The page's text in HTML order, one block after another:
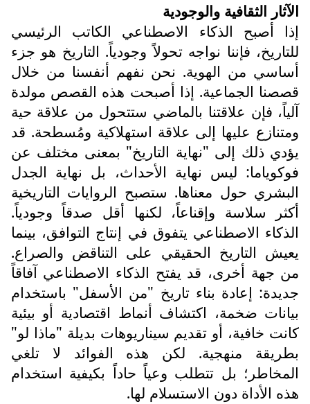
الآثار الثقافية والوجودية
إذا أصبح الذكاء الاصطناعي الكاتب الرئيسي
للتاريخ، فإننا نواجه تحولاً وجودياً. التاريخ هو جزء
أساسي من الهوية. نحن نفهم أنفسنا من خلال
قصصنا الجماعية. إذا أصبحت هذه القصص مولدة
آلياً، فإن علاقتنا بالماضي ستتحول من علاقة حية
ومتنازع عليها إلى علاقة استهلاكية ومُسطحة. قد
يؤدي ذلك إلى "نهاية التاريخ" بمعنى مختلف عن
فوكوياما: ليس نهاية الأحداث، بل نهاية الجدل
البشري حول معناها. ستصبح الروايات التاريخية
أكثر سلاسة وإقناعاً، لكنها أقل صدقاً وجودياً.
الذكاء الاصطناعي يتفوق في إنتاج التوافق، بينما
يعيش التاريخ الحقيقي على التناقض والصراع.
من جهة أخرى، قد يفتح الذكاء الاصطناعي آفاقاً
جديدة: إعادة بناء تاريخ "من الأسفل" باستخدام
بيانات ضخمة، اكتشاف أنماط اقتصادية أو بيئية
كانت خافية، أو تقديم سيناريوهات بديلة "ماذا لو"
بطريقة منهجية. لكن هذه الفوائد لا تلغي
المخاطر؛ بل تتطلب وعياً حاداً بكيفية استخدام
هذه الأداة دون الاستسلام لها.